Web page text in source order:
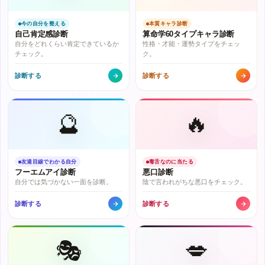
今の自分を整える
自己肯定感診断
自分をどれくらい肯定できているか
チェック。
診断する
本質キャラ診断
算命学60タイプキャラ診断
性格・才能・運勢タイプをチェッ
ク。
診断する
🔮
友達目線でわかる自分
フーエムアイ診断
自分では気づかない一面を診断。
診断する
🔥
毒舌なのに当たる
悪口診断
陰で言われがちな悪口をチェック。
診断する
🎭 💋